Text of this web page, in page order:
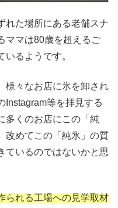
れた場所にある老舗スナ
ママは80歳を超えるご
るようです。
様々なお店に氷を卸され
Instagram等を拝見する
多くのお店にこの「純
改めてこの「純氷」の質
ているのではないかと思
られる工場への見学取材